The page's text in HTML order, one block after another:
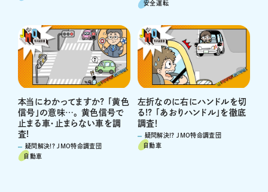
安全運転
本当にわかってますか? 「黄色
信号」の意味…。 黄色信号で
止まる車・止まらない車を調
査!
疑問解決!? JMO特命調査団
自動車
左折なのに右にハンドルを切
る!? 「あおりハンドル」を徹底
調査！
疑問解決!? JMO特命調査団
自動車